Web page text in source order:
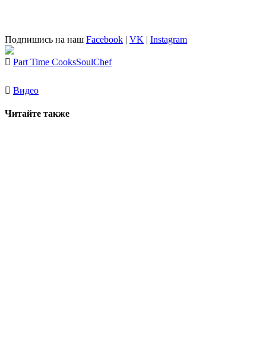
Подпишись на наш Facebook | VK | Instagram
Part Time CooksSoulChef
Видео
Читайте также